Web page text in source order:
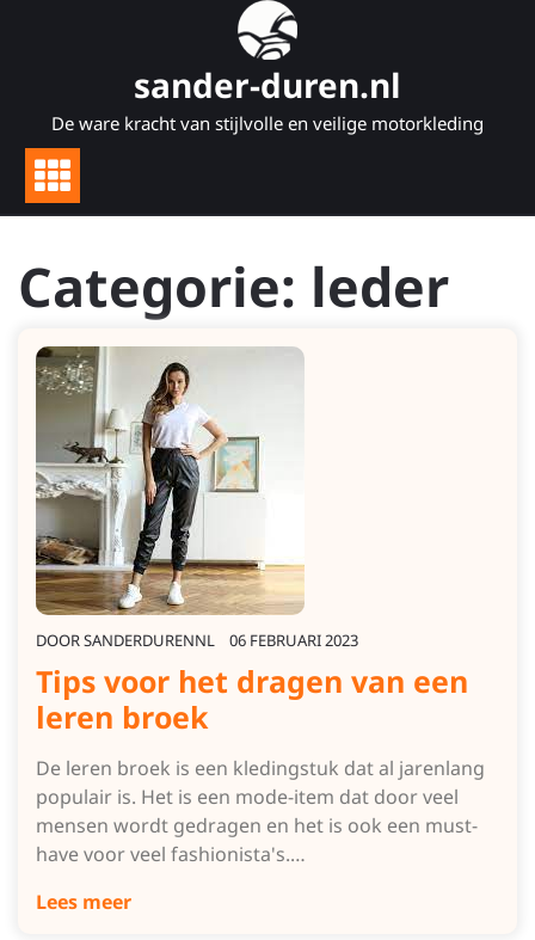
sander-duren.nl
De ware kracht van stijlvolle en veilige motorkleding
Categorie: leder
DOORSANDERDURENNL 06 FEBRUARI 2023
Tips voor het dragen van een
leren broek
De leren broek is een kledingstuk dat al jarenlang
populair is. Het is een mode-item dat door veel
mensen wordt gedragen en het is ook een must-
have voor veel fashionista's.…
Lees meer